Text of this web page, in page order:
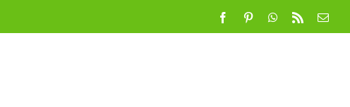
FacebookPinterestWhatsApp
Rss
E-